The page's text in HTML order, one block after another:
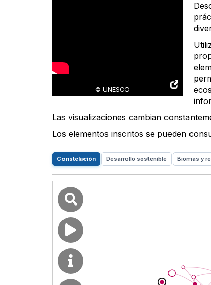
© UNESCO
Las visualizaciones cambian
Los elementos inscritos se pueden
Constelación Desarrollo sostenible Biomas y